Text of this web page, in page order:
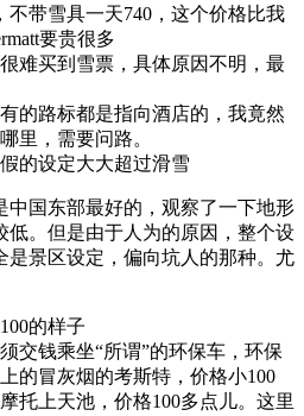
，不带雪具一天740 ，这个价格比我
要贵很多
难买到雪票，具体原因不明，最
的路标都是指向酒店的，我竟然
里，需要问路。
的设定大大超过滑雪
中国东部最好的，观察了一下地形
低。但是由于人为的原因，整个设
是景区设定，偏向坑人的那种。尤
100的样子
交钱乘坐“所谓”的环保车，环保
的冒灰烟的考斯特，价格小100
托上天池，价格100多点儿。这里